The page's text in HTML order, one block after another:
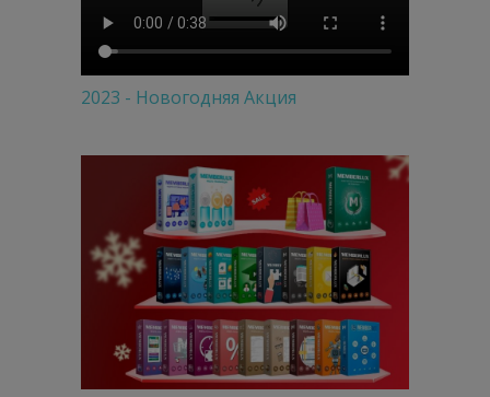
2023 - Новогодняя Акция